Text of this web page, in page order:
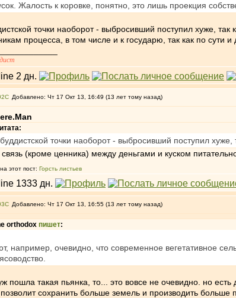
Жалость к коровке, понятно, это лишь проекция
точки наоборот - выбросивший поступил хуже,
процесса, в том числе и к государю, так как по сути
Добавлено: Чт 17 Окт 13, 16:49 (13 лет тому назад)
точки наоборот - выбросивший поступил хуже,
связь (кроме ценника) между деньгами и куском
этот пост: Горсть листьев
Добавлено: Чт 17 Окт 13, 16:55 (13 лет тому назад)
orthodox пишет:
например, очевидно, что современное вегетативное
пошла такая пьянка, то... это вовсе не очевидно. но
сохранить больше земель и производить